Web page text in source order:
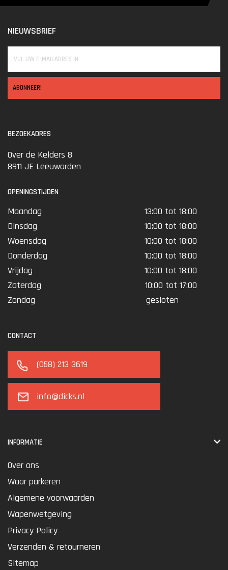
NIEUWSBRIEF
ABONNEER!
BEZOEKADRES
Over de Kelders 8
8911 JE Leeuwarden
OPENINGSTIJDEN
Maandag
13:00 tot 18:00
Dinsdag
10:00 tot 18:00
Woensdag
10:00 tot 18:00
Donderdag
10:00 tot 18:00
Vrijdag
10:00 tot 18:00
Zaterdag
10:00 tot 17:00
Zondag
gesloten
CONTACT
(058) 213 3619
info@dicks.nl
INFORMATIE
Over ons
Waar parkeren
Algemene voorwaarden
Wapenwetgeving
Privacy Policy
Verzenden & retourneren
Sitemap